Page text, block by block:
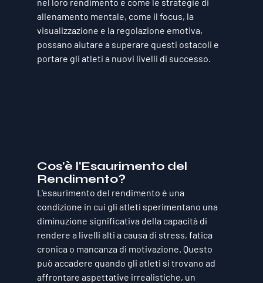
allenamento mentale, come il focus, la
visualizzazione e la regolazione emotiva,
possano aiutare a superare questi ostacoli e
portare gli atleti a nuovi livelli di successo.
Cos'è l'Esaurimento del
Rendimento?
L'esaurimento del rendimento è una
condizione in cui gli atleti sperimentano una
diminuzione significativa della capacità di
rendere a livelli alti a causa di stress, fatica
cronica o mancanza di motivazione. Questo
può accadere quando gli atleti si trovano ad
affrontare aspettative irrealistiche, un